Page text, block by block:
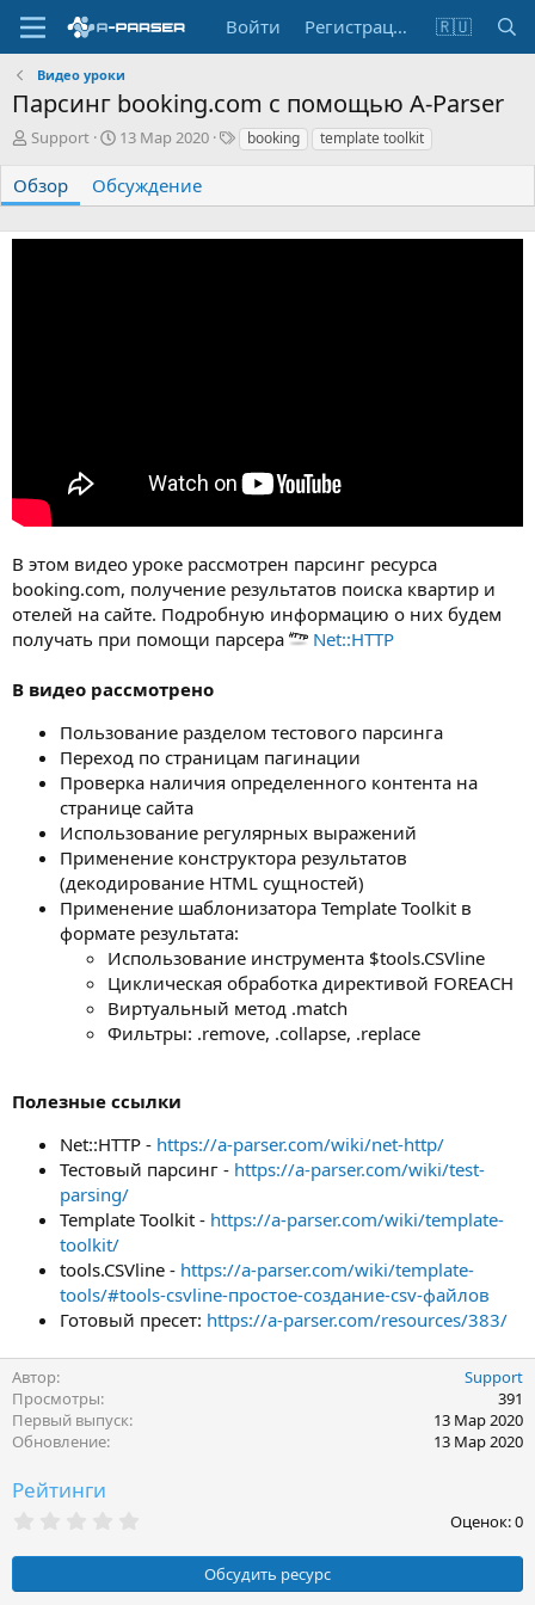
Войти Регистрация 🇷🇺
Видео уроки
Парсинг booking.com с помощью A-Parser
А
т
о
Support
Д
т
а
о
13 Мар 2020
Т
и
booking template toolkit
Обзор Обсуждение
В этом видео уроке рассмотрен парсинг ресурса
booking.com, получение результатов поиска квартир и
отелей на сайте. Подробную информацию о них будем
получать при помощи парсера
Net::HTTP
В видео рассмотрено
Пользование разделом тестового парсинга
Переход по страницам пагинации
Проверка наличия определенного контента на
странице сайта
Использование регулярных выражений
Применение конструктора результатов
(декодирование HTML сущностей)
Применение шаблонизатора Template Toolkit в
формате результата:
Использование инструмента $tools.CSVline
Циклическая обработка директивой FOREACH
Виртуальный метод .match
Фильтры: .remove, .collapse, .replace
Полезные ссылки
Net::HTTP - https://a-parser.com/wiki/net-http/
Тестовый парсинг - https://a-parser.com/wiki/test-
parsing/
Template Toolkit - https://a-parser.com/wiki/template-
toolkit/
tools.CSVline - https://a-parser.com/wiki/template-
tools/#tools-csvline-простое-создание-csv-файлов
Готовый пресет: https://a-parser.com/resources/383/
Автор
Support
Просмотры
391
Первый выпуск
13 Мар 2020
Обновление
13 Мар 2020
Рейтинги
0
з
Оценок: 0
Обсудить ресурс